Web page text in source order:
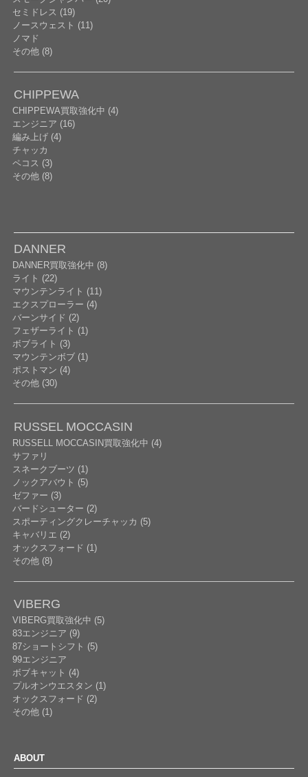
セミドレス (19)
ノースウェスト (11)
ノマド
その他 (8)
CHIPPEWA
CHIPPEWA買取強化中 (4)
エンジニア (16)
編み上げ (4)
チャッカ
ペコス (3)
その他 (8)
DANNER
DANNER買取強化中 (8)
ライト (22)
マウンテンライト (11)
エクスプローラー (4)
バーンサイド (2)
フェザーライト (1)
ボブライト (3)
マウンテンボブ (1)
ポストマン (4)
その他 (30)
RUSSEL MOCCASIN
RUSSELL MOCCASIN買取強化中 (4)
サファリ
スネークブーツ (1)
ノックアバウト (5)
ゼファー (3)
バードシューター (2)
スポーティングクレーチャッカ (5)
キャバリエ (2)
オックスフォード (1)
その他 (8)
VIBERG
VIBERG買取強化中 (5)
83エンジニア (9)
87ショートシフト (5)
99エンジニア
ボブキャット (4)
プルオンウエスタン (1)
オックスフォード (2)
その他 (1)
ABOUT